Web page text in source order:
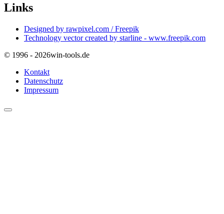
Links
Designed by rawpixel.com / Freepik
Technology vector created by starline - www.freepik.com
© 1996 - 2026win-tools.de
Kontakt
Datenschutz
Impressum